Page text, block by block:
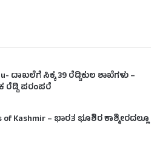
ದಾಖಲೆಗೆ ಸಿಕ್ಕ 39 ರೆಡ್ಡಿಕುಲ ಶಾಖೆಗಳು –
ರೆಡ್ಡಿ ಪರಂಪರೆ
of Kashmir – ಭಾರತ ಭೂಶಿರ ಕಾಶ್ಮೀರದಲ್ಲೂ